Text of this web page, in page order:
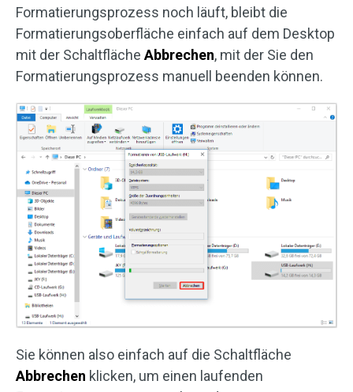
Formatierungsprozess noch läuft, bleibt die
Formatierungsoberfläche einfach auf dem Desktop
mit der Schaltfläche Abbrechen, mit der Sie den
Formatierungsprozess manuell beenden können.
Sie können also einfach auf die Schaltfläche
Abbrechen klicken, um einen laufenden